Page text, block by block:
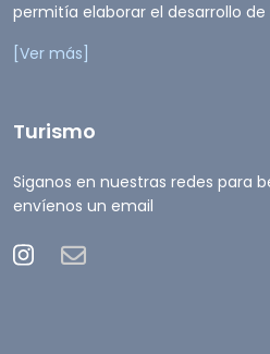
permitía elaborar el desarrollo
[Ver más]
Turismo
Siganos en nuestras redes para
envíenos un email